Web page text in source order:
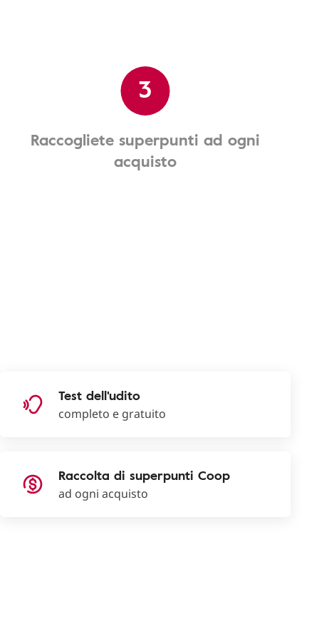
3
Raccogliete superpunti ad ogni
acquisto
Test dell'udito
completo e gratuito
Raccolta di superpunti Coop
ad ogni acquisto